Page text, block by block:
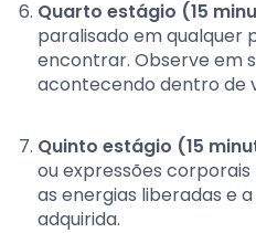
Quarto estágio (15
paralisado em qualquer
encontrar. Observe em
acontecendo dentro de
Quinto estágio (15
ou expressões
as energias liberadas e
adquirida.